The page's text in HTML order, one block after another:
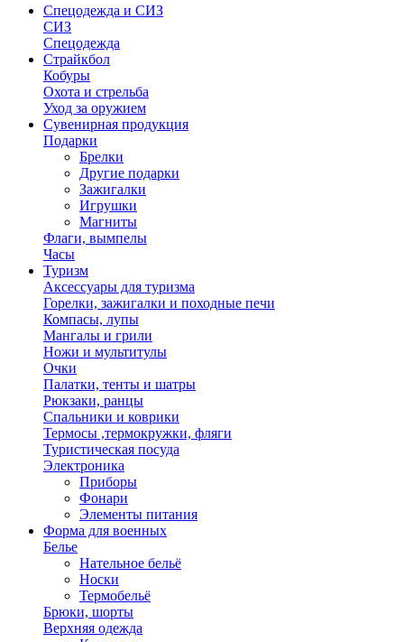
Спецодежда и СИЗ
СИЗ
Спецодежда
Страйкбол
Кобуры
Охота и стрельба
Уход за оружием
Сувенирная продукция
Подарки
Брелки
Другие подарки
Зажигалки
Игрушки
Магниты
Флаги, вымпелы
Часы
Туризм
Аксессуары для туризма
Горелки, зажигалки и походные печи
Компасы, лупы
Мангалы и грили
Ножи и мультитулы
Очки
Палатки, тенты и шатры
Рюкзаки, ранцы
Спальники и коврики
Термосы ,термокружки, фляги
Туристическая посуда
Электроника
Приборы
Фонари
Элементы питания
Форма для военных
Белье
Нательное бельё
Носки
Термобельё
Брюки, шорты
Верхняя одежда